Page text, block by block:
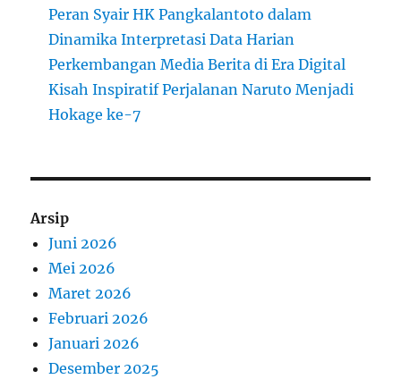
Peran Syair HK Pangkalantoto dalam
Dinamika Interpretasi Data Harian
Perkembangan Media Berita di Era Digital
Kisah Inspiratif Perjalanan Naruto Menjadi
Hokage ke-7
Arsip
Juni 2026
Mei 2026
Maret 2026
Februari 2026
Januari 2026
Desember 2025